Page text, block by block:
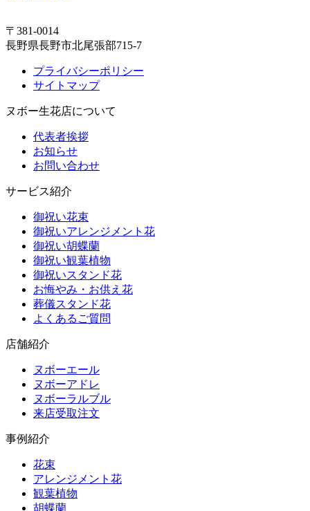
〒381-0014
長野県長野市北尾張部715-7
プライバシーポリシー
サイトマップ
ヌボー生花店について
代表者挨拶
お知らせ
お問い合わせ
サービス紹介
御祝い花束
御祝いアレンジメント花
御祝い胡蝶蘭
御祝い観葉植物
御祝いスタンド花
お悔やみ・お供え花
葬儀スタンド花
よくあるご質問
店舗紹介
ヌボーエール
ヌボーアドレ
ヌボーラルブル
来店受取注文
事例紹介
花束
アレンジメント花
観葉植物
胡蝶蘭